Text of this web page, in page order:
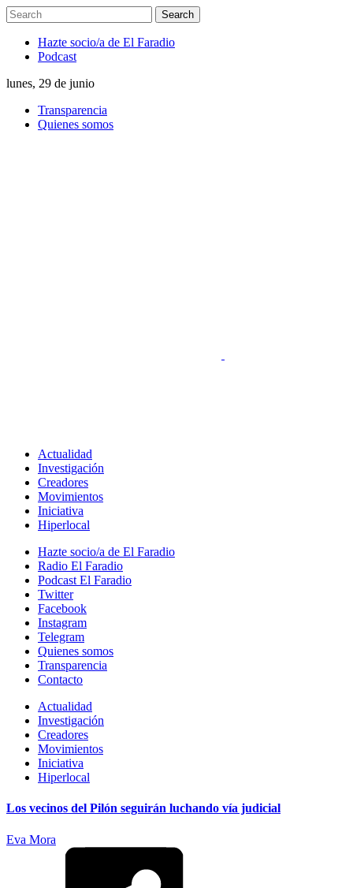
Hazte socio/a de El Faradio
Podcast
lunes, 29 de junio
Transparencia
Quienes somos
Actualidad
Investigación
Creadores
Movimientos
Iniciativa
Hiperlocal
Hazte socio/a de El Faradio
Radio El Faradio
Podcast El Faradio
Twitter
Facebook
Instagram
Telegram
Quienes somos
Transparencia
Contacto
Actualidad
Investigación
Creadores
Movimientos
Iniciativa
Hiperlocal
Los vecinos del Pilón seguirán luchando vía judicial
Eva Mora